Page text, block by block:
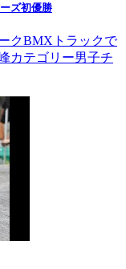
ズ初優勝
クBMXトラックで
カテゴリー男子チ